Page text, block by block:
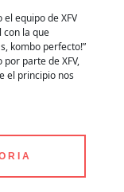
equipo de XFV
con la que
kombo perfecto!”
parte de XFV,
el principio nos